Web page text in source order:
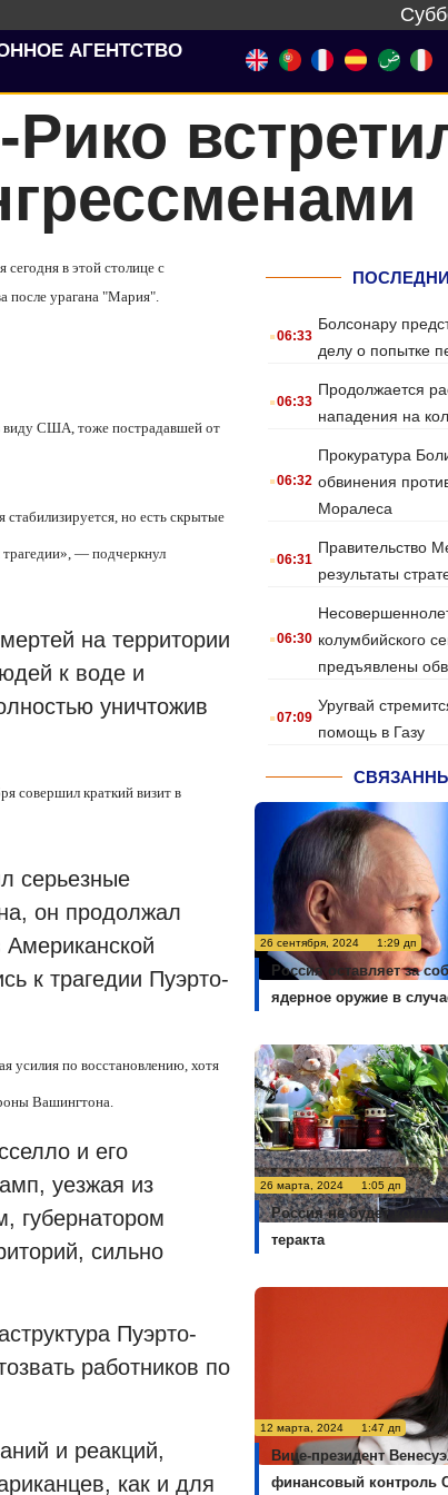
АГЕНТСТВО
в этой столице с
после урагана "Мария".
виду США, тоже пострадавшей от
но есть скрытые
— подчеркнул
на территории
к воде и
уничтожив
совершил краткий визит в
серьезные
он продолжал
Американской
к трагедии Пуэрто-
усилия по восстановлению, хотя
Вашингтона.
и его
уезжая из
губернатором
сильно
Пуэрто-
работников по
и реакций,
как и для
.06:33
Болсонару
делу о попытке
.06:33
Продолжается
нападения на
.06:32
Прокуратура
обвинения
Моралеса
.06:31
Правительство
результаты
.06:30 колумбийского
предъявлены
.07:09
Уругвай
помощь в Газу
26 сентября, 2024 1:29 дп
Россия оставляет за
ядерное оружие в
26 марта, 2024 1:05 дп
Россия не будет
теракта
12 марта, 2024 1:47 дп
Вице-президент
финансовый контроль